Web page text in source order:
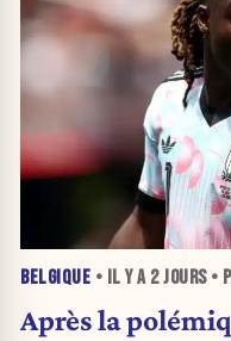
BELGIQUE • IL Y A 2 JOURS•
Après la